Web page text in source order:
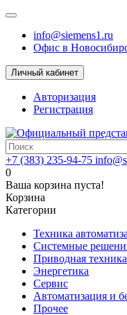
info@siemens1.ru
Офис в
Личный кабинет
Авторизация
Регистрация
+7 (383) 235-94-75
0
Ваша корзина пуста!
Корзина
Категории
Техника
Системные
Приводная техника
Энергетика
Сервис
Автоматизация и
Прочее